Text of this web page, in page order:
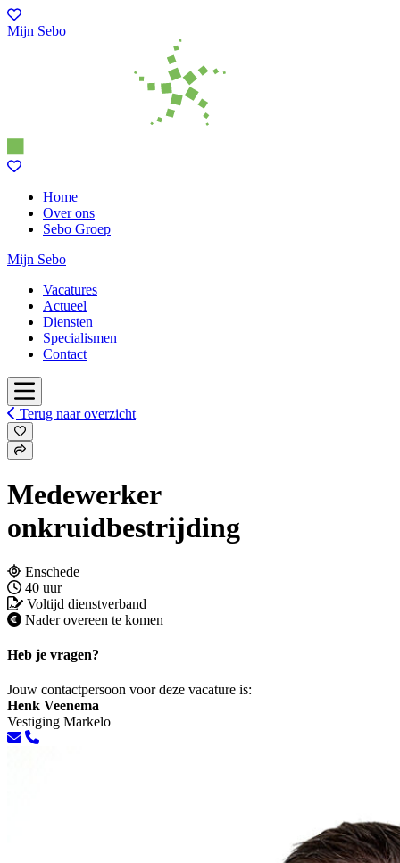
Mijn Sebo
Home
Over ons
Sebo Groep
Mijn Sebo
Vacatures
Actueel
Diensten
Specialismen
Contact
Terug naar overzicht
Medewerker
onkruidbestrijding
Enschede
40 uur
Voltijd dienstverband
Nader overeen te komen
Heb je vragen?
Jouw contactpersoon voor deze vacature is:
Henk Veenema
Vestiging Markelo